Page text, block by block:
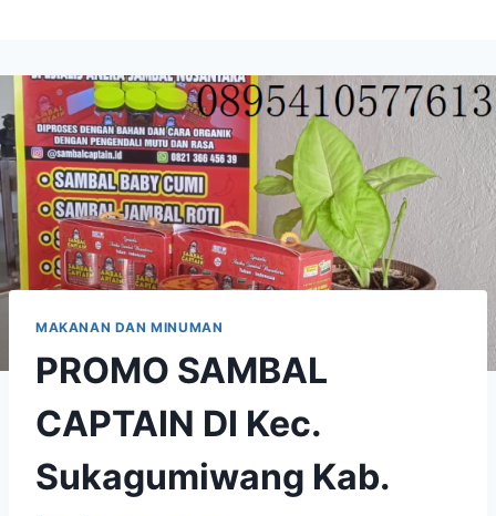
MAKANAN DAN MINUMAN
PROMO SAMBAL
CAPTAIN DI Kec.
Sukagumiwang Kab.